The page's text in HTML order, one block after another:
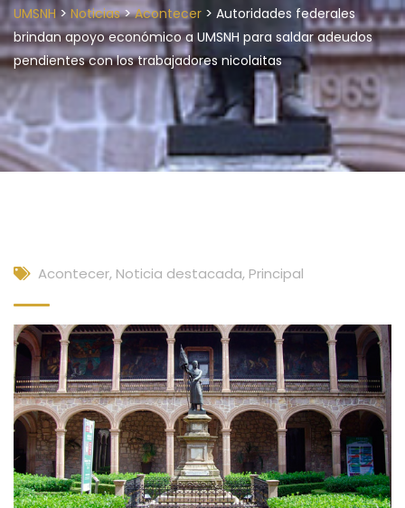
UMSNH > Noticias>Acontecer > Autoridades federales
brindan apoyo económico a UMSNH para saldar adeudos
pendientes con los trabajadores nicolaitas
Acontecer, Noticia destacada, Principal